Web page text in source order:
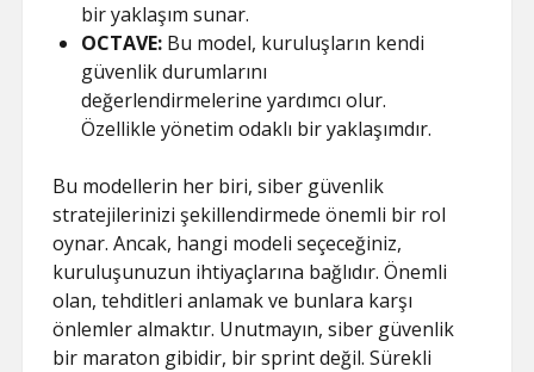
bir yaklaşım sunar.
OCTAVE: Bu model, kuruluşların kendi
güvenlik durumlarını
değerlendirmelerine yardımcı olur.
Özellikle yönetim odaklı bir yaklaşımdır.
Bu modellerin her biri, siber güvenlik
stratejilerinizi şekillendirmede önemli bir rol
oynar. Ancak, hangi modeli seçeceğiniz,
kuruluşunuzun ihtiyaçlarına bağlıdır. Önemli
olan, tehditleri anlamak ve bunlara karşı
önlemler almaktır. Unutmayın, siber güvenlik
bir maraton gibidir, bir sprint değil. Sürekli